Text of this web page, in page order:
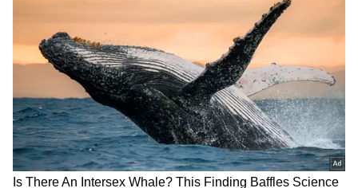
నూతన ప్రయత్నాలు ముందుకు సాగవు. బంధువుల నుంచి
ఊహించని మాటలు వినాల్సి వస్తుంది. ప్రయాణాలలో
మార్పులు ఉంటాయి. వృత్తి, వ్యాపారాలు నత్తనడకన
సాగుతాయి. ఆర్థిక విషయాలు నిరాశ కలిగిస్తాయి. చేపట్టిన
పనులు శ్రమతో కానీ పూర్తికావు. ఉద్యోగ వాతావరణం కొంత
గందరగోళంగా ఉంటుంది.